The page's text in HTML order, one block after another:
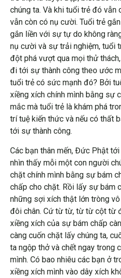
chúng ta. Và khi tuổi trẻ đó vẫn
vẫn còn có nụ cười. Tuổi trẻ
gắn liền với sự tự do không
nụ cười và sự trải nghiệm, tuổi
đột phá vượt qua mọi thử
đi tới sự thành công theo ước
tuổi trẻ có sức mạnh đó? Bởi
xiềng xích chính mình bằng sự
mắc mà tuổi trẻ là khám phá
trí tuệ kiến thức và nếu có thất
tới sự thành công.
Các bạn thân mến, Đức Phật
nhìn thấy mỗi một con người
chặt chính mình bằng sự bám
chấp cho chặt. Rồi lấy sự bám
những sợi xích thật lớn tròng
đôi chân. Cứ từ từ, từ từ cột từ
xiềng xích của sự bám chấp
càng cuốn chặt lấy chúng ta,
ta ngộp thở và chết ngay trong
mình. Có bao nhiêu các bạn ở
xiềng xích mình vào dây xích